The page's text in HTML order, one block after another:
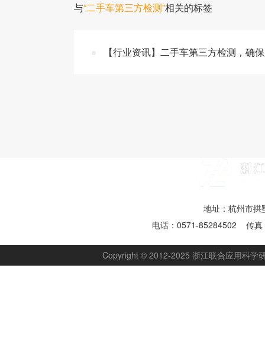
与“二手车第三方检测”相关的标签
【行业资讯】二手车第三方检测，确
地址：杭州市拱
电话：0571-85284502 传
Copyright © 2012-2025 浙江联合应用科